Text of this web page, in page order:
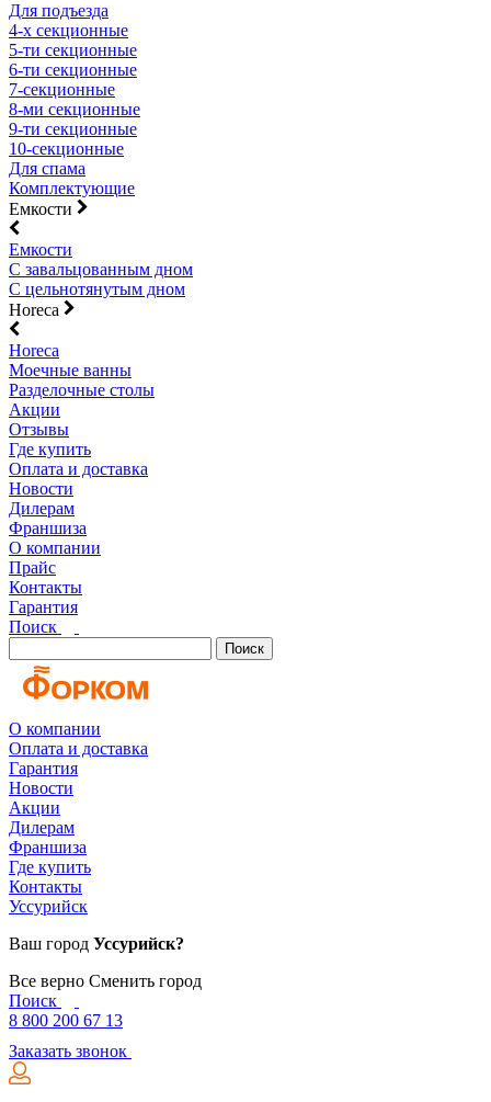
Для подъезда
4-х секционные
5-ти секционные
6-ти секционные
7-секционные
8-ми секционные
9-ти секционные
10-секционные
Для спама
Комплектующие
Емкости
Емкости
С завальцованным дном
С цельнотянутым дном
Horeca
Horeca
Моечные ванны
Разделочные столы
Акции
Отзывы
Где купить
Оплата и доставка
Новости
Дилерам
Франшиза
О компании
Прайс
Контакты
Гарантия
Поиск
Поиск
О компании
Оплата и доставка
Гарантия
Новости
Акции
Дилерам
Франшиза
Где купить
Контакты
Уссурийск
Ваш город Уссурийск?
Все верно Сменить город
Поиск
8 800 200 67 13
Заказать звонок